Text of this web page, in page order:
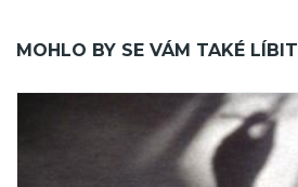
MOHLO BY SE VÁM TAKÉ LÍBIT